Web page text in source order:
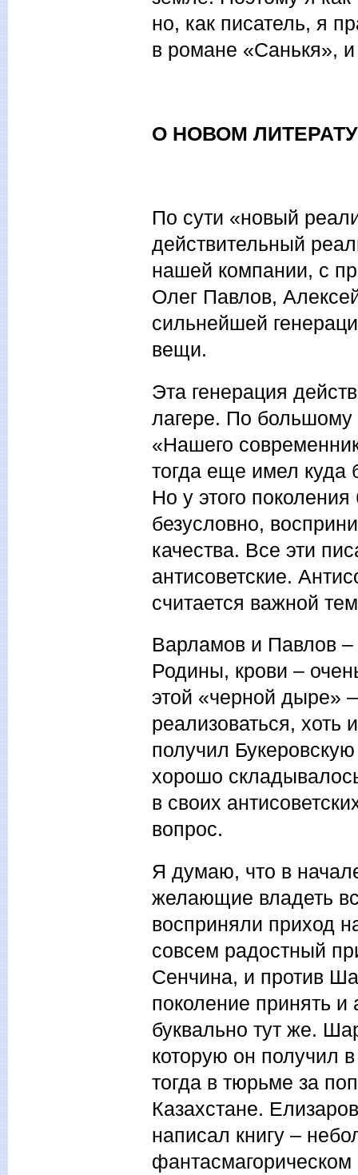
но, как писатель, я
в романе «Санькя»,
О НОВОМ
По сути «новый
действительный
нашей компании, с
Олег Павлов,
сильнейшей
вещи.
Эта генерация
лагере. По большому
«Нашего
тогда еще имел куда
Но у этого
безусловно,
качества. Все эти
антисоветские.
считается важной
Варламов и Павлов
Родины, крови –
этой «черной дыре»
реализоваться,
получил
хорошо
в своих
вопрос.
Я думаю, что в
желающие владеть
восприняли приход
совсем радостный
Сенчина, и против
поколение принять
буквально тут же.
которую он получил
тогда в тюрьме за
Казахстане.
написал книгу –